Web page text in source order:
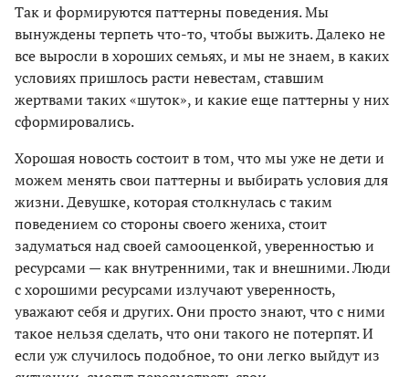
Так и формируются паттерны поведения. Мы
вынуждены терпеть что-то, чтобы выжить. Далеко не
все выросли в хороших семьях, и мы не знаем, в каких
условиях пришлось расти невестам, ставшим
жертвами таких «шуток», и какие еще паттерны у них
сформировались.
Хорошая новость состоит в том, что мы уже не дети и
можем менять свои паттерны и выбирать условия для
жизни. Девушке, которая столкнулась с таким
поведением со стороны своего жениха, стоит
задуматься над своей самооценкой, уверенностью и
ресурсами — как внутренними, так и внешними. Люди
с хорошими ресурсами излучают уверенность,
уважают себя и других. Они просто знают, что с ними
такое нельзя сделать, что они такого не потерпят. И
если уж случилось подобное, то они легко выйдут из